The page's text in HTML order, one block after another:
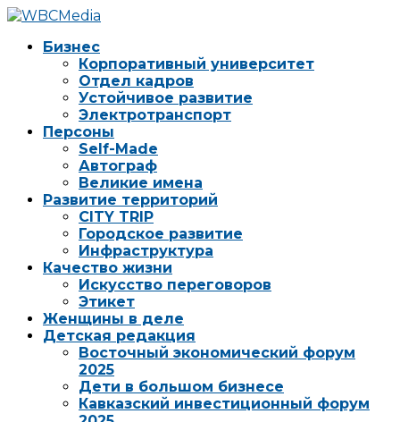
Бизнес
Корпоративный университет
Отдел кадров
Устойчивое развитие
Электротранспорт
Персоны
Self-Made
Автограф
Великие имена
Развитие территорий
CITY TRIP
Городское развитие
Инфраструктура
Качество жизни
Искусство переговоров
Этикет
Женщины в деле
Детская редакция
Восточный экономический форум
2025
Дети в большом бизнесе
Кавказский инвестиционный форум